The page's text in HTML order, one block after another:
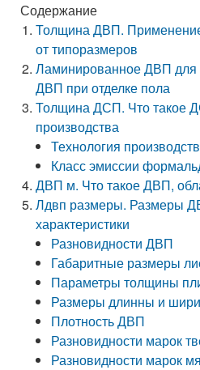
Содержание
Толщина ДВП.
от типоразмеров
Ламинированное ДВП для
ДВП при отделке пола
Толщина ДСП. Что такое
производства
Технология
Класс эмиссии
ДВП м. Что такое ДВП,
Лдвп размеры. Размеры
характеристики
Разновидности ДВП
Габаритные размеры
Параметры толщины
Размеры длинны и
Плотность ДВП
Разновидности марок
Разновидности марок